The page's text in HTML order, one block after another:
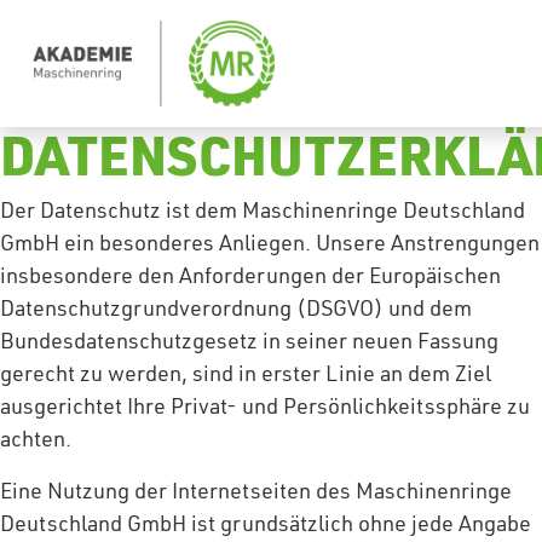
Der Datenschutz ist dem Maschinenringe Deutschland
GmbH ein besonderes Anliegen. Unsere Anstrengungen
insbesondere den Anforderungen der Europäischen
Datenschutzgrundverordnung (DSGVO) und dem
Bundesdatenschutzgesetz in seiner neuen Fassung
gerecht zu werden, sind in erster Linie an dem Ziel
ausgerichtet Ihre Privat- und Persönlichkeitssphäre zu
achten.
Eine Nutzung der Internetseiten des Maschinenringe
Deutschland GmbH ist grundsätzlich ohne jede Angabe